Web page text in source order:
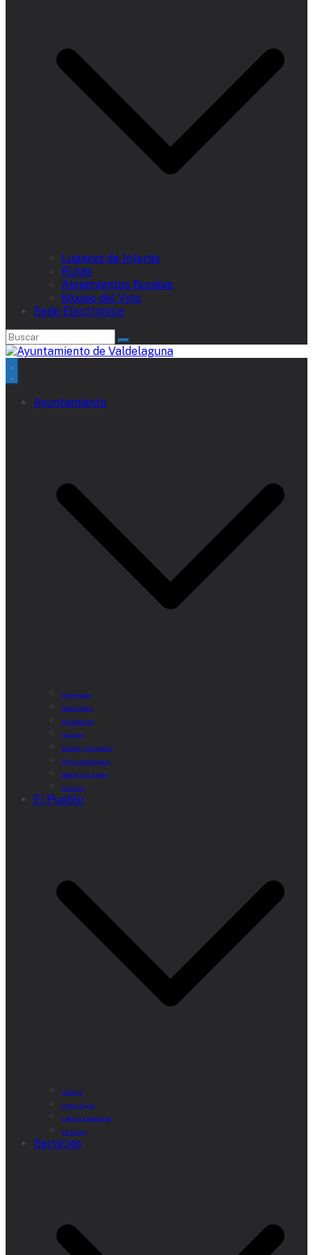
Lugares de Interés
Rutas
Alojamientos Rurales
Museo del Vino
Sede Electrónica
Ayuntamiento
Corporación
Documentos
Recaudación
Horarios
Empleo y Formación
Plenos Municipales
Boletín «De Valde»
Contacta
El Pueblo
Historia
Cómo Llegar
Callejero Municipal
Teléfonos
Servicios